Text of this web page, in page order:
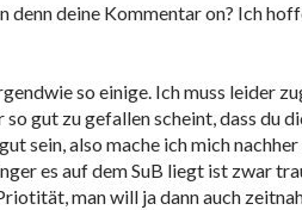
denn deine Kommentar on? Ich
so einige. Ich muss leider
gut zu gefallen scheint, dass du
sein, also mache ich mich
es auf dem SuB liegt ist zwar
man will ja dann auch